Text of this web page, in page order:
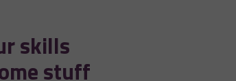
skills
stuff